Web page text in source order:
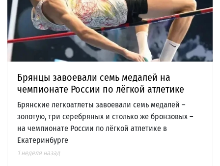
Брянцы завоевали семь медалей на
чемпионате России по лёгкой атлетике
Брянские легкоатлеты завоевали семь медалей –
золотую, три серебряных и столько же бронзовых –
на чемпионате России по лёгкой атлетике в
Екатеринбурге
1 неделя назад